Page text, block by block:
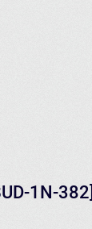
1N-382]